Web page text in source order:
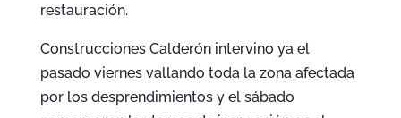
restauración.
Construcciones Calderón intervino ya el
pasado viernes vallando toda la zona afectada
por los desprendimientos y el sábado